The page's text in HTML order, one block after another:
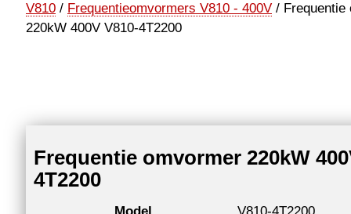
V810 / Frequentieomvormers V810 - 400V / Frequentie
220kW 400V V810-4T2200
Frequentie omvormer 220kW
4T2200